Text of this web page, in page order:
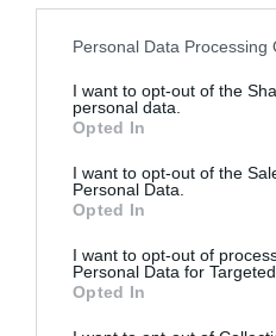
Please note that this website/
not limited to your visit or
grant or deny consent to
use your data for below
consent section.
Personal Data Processing
I want to opt-out of the
personal data.
Opted In
I want to opt-out of the
Personal Data.
Opted In
I want to opt-out of
Personal Data for
Opted In
Σ. Ατρόμητο Αλιβερίου
30.03.2024 | 17:40